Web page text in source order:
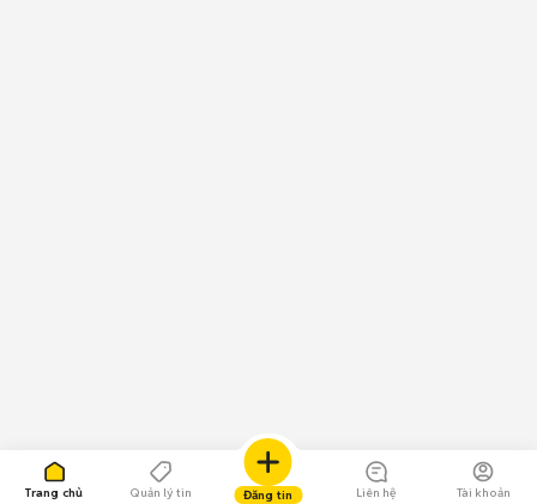
Trang chủ Quản lý tin Đăng tin Liên hệ Tài khoản